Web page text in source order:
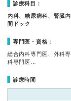
診療科目：
内科、糖尿病科、腎臓
間ドック
専門医・資格：
総合内科専門医、外科
科専門医…
診療時間